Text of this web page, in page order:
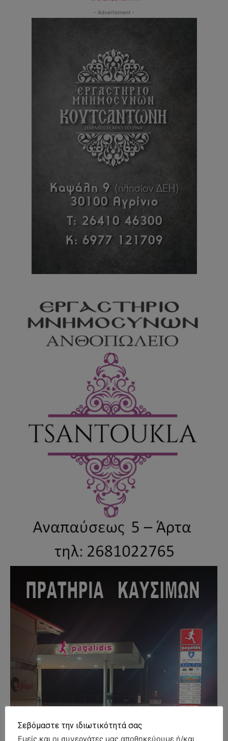
- Advertisment -
Σεβόμαστε την ιδιωτικότητά σας
Εμείς και οι συνεργάτες μας αποθηκεύουμε ή/και